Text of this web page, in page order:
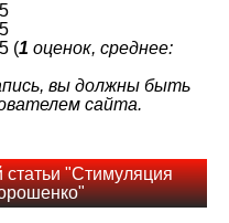
(1 оценок, среднее:
вы должны быть
сайта.
статьи "Стимуляция